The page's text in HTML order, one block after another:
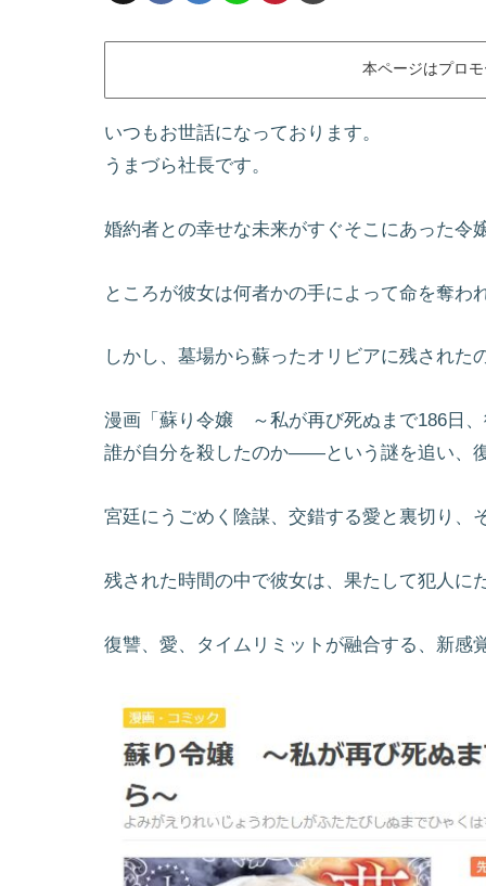
本ページはプロ
いつもお世話になっております。
うまづら社長です。
婚約者との幸せな未来がすぐそこにあった令
ところが彼女は何者かの手によって命を奪わ
しかし、墓場から蘇ったオリビアに残された
漫画「蘇り令嬢 ～私が再び死ぬまで186日
誰が自分を殺したのか――という謎を追い、
宮廷にうごめく陰謀、交錯する愛と裏切り、
残された時間の中で彼女は、果たして犯人に
復讐、愛、タイムリミットが融合する、新感